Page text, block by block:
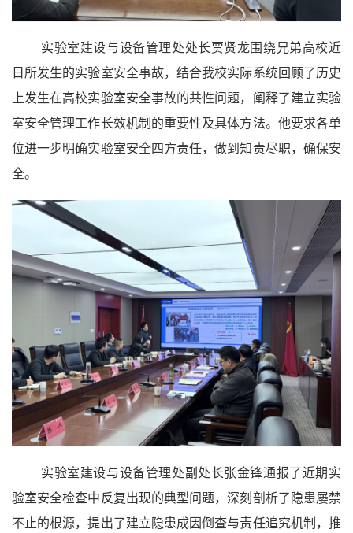
实验室建设与设备管理处处长贾贤龙围绕兄弟高校近
日所发生的实验室安全事故，结合我校实际系统回顾了历史
上发生在高校实验室安全事故的共性问题，阐释了建立实验
室安全管理工作长效机制的重要性及具体方法。他要求各单
位进一步明确实验室安全四方责任，做到知责尽职，确保安
全。
实验室建设与设备管理处副处长张金锋通报了近期实
验室安全检查中反复出现的典型问题，深刻剖析了隐患屡禁
不止的根源，提出了建立隐患成因倒查与责任追究机制，推